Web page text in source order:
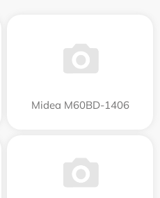
Midea M60BD-1406